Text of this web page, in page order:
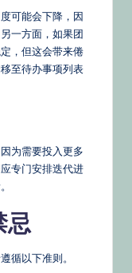
可能会下降，因
一方面，如果团
，但这会带来倦
至待办事项列表
为需要投入更多
专门安排迭代进
忌
循以下准则。